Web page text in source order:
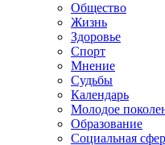
Общество
Жизнь
Здоровье
Спорт
Мнение
Судьбы
Календарь
Молодое
Образование
Социальная